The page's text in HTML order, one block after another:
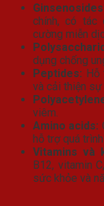
chính, có tác
cường miễn
dụng chống
Peptides: Hỗ
và cải thiện
viêm.
Amino acids:
hỗ trợ quá
Vitamins và
B12, vitamin
sức khỏe và